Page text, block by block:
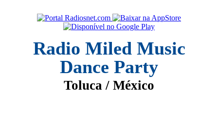
Radio Miled Music
Dance Party
Toluca / México